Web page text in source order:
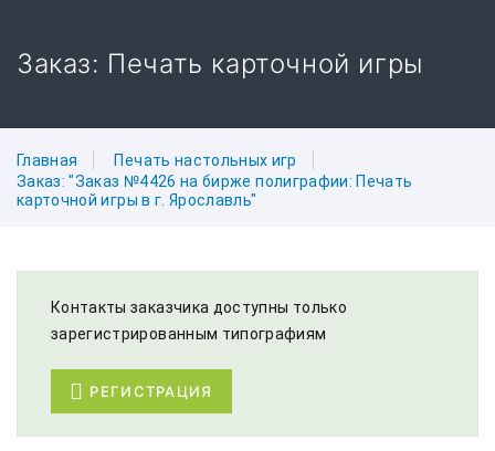
Заказ: Печать карточной игры
Главная
Печать настольных игр
Заказ: "Заказ №4426 на бирже полиграфии: Печать
карточной игры в г. Ярославль"
Контакты заказчика доступны только
зарегистрированным типографиям
РЕГИСТРАЦИЯ